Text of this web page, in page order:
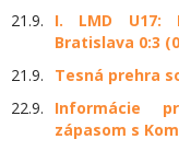
21.9.
I. LMD U17:
Bratislava 0:3
21.9.
Tesná prehra
22.9.
Informácie
zápasom s